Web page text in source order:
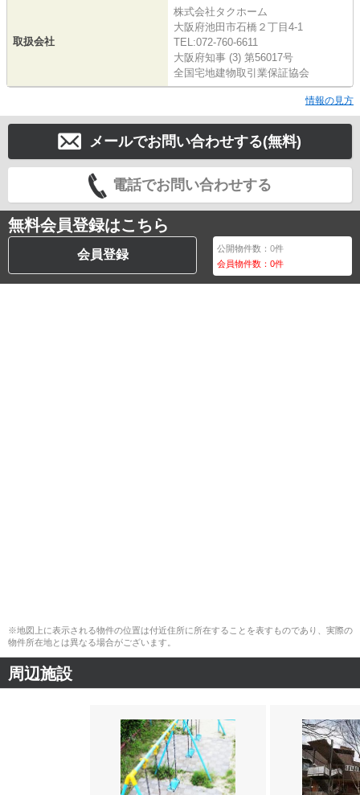
取扱会社
株式会社タクホーム
大阪府池田市石橋２丁目4-1
TEL:072-760-6611
大阪府知事 (3) 第56017号
全国宅地建物取引業保証協会
情報の見方
メールでお問い合わせする(無料)
電話でお問い合わせする
無料会員登録はこちら
会員登録 公開物件数：0件
会員物件数：0件
※地図上に表示される物件の位置は付近住所に所在することを表すものであり、実際の
物件所在地とは異なる場合がございます。
周辺施設